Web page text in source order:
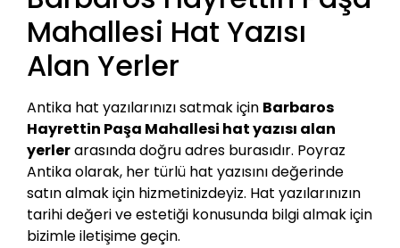
Mahallesi Hat Yazısı
Alan Yerler
Antika hat yazılarınızı satmak için Barbaros
Hayrettin Paşa Mahallesi hat yazısı alan
yerlerarasında doğru adres burasıdır. Poyraz
Antika olarak, her türlü hat yazısını değerinde
satın almak için hizmetinizdeyiz. Hat yazılarınızın
tarihi değeri ve estetiği konusunda bilgi almak için
bizimle iletişime geçin.